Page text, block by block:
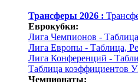
Трансферы 2026 :
Еврокубки:
Лига Чемпионов -
Лига Европы - Таблица,
Лига Конференций -
Таблица коэффициентов
Чемпионаты: